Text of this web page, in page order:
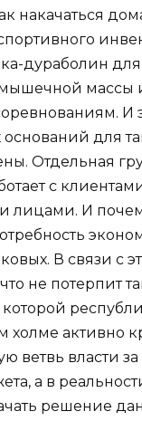
накачаться
дураболин для
массы
И
для
Отдельная
с
И
В связи с
не потерпит
холме активно
ветвь власти за
а в
решение